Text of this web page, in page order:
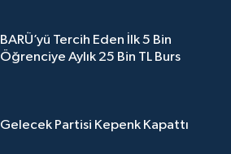
BARÜ’yü Tercih Eden İlk 5 Bin
Öğrenciye Aylık 25 Bin TL Burs
Gelecek Partisi Kepenk Kapattı